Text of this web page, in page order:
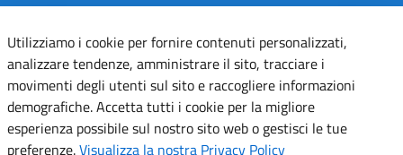
Designers Italia
TwitterInstagramYoutubeLinkedin
Dichiarazione di accessibilità
Informativa cookie
Utilizziamo i cookie per fornire contenuti personalizzati,
analizzare tendenze, amministrare il sito, tracciare i
movimenti degli utenti sul sito e raccogliere informazioni
demografiche. Accetta tutti i cookie per la migliore
esperienza possibile sul nostro sito web o gestisci le tue
preferenze.Visualizza la nostra Privacy Policy